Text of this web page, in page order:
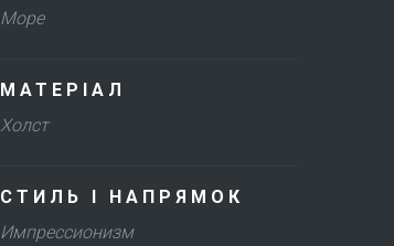
Море
МАТЕРІАЛ
Холст
СТИЛЬ І НАПРЯМОК
Импрессионизм